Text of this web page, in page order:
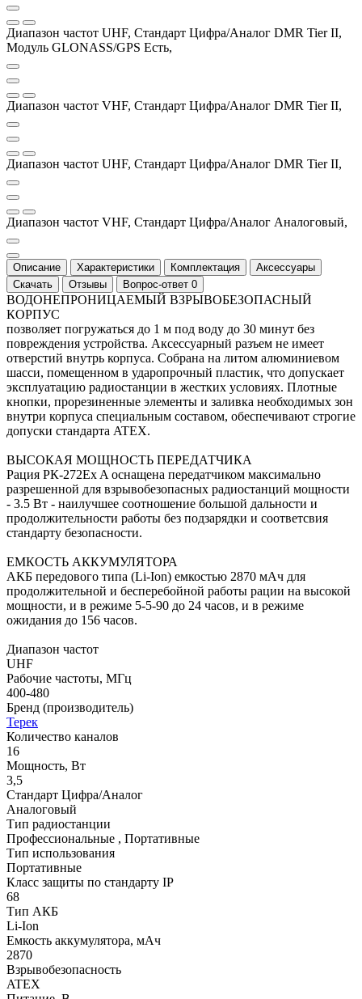
Диапазон частот UHF, Стандарт Цифра/Аналог DMR Tier II,
Модуль GLONASS/GPS Есть,
Диапазон частот VHF, Стандарт Цифра/Аналог DMR Tier II,
Диапазон частот UHF, Стандарт Цифра/Аналог DMR Tier II,
Диапазон частот VHF, Стандарт Цифра/Аналог Аналоговый,
Описание Характеристики Комплектация
Аксессуары
Скачать
Отзывы Вопрос-ответ 0
ВОДОНЕПРОНИЦАЕМЫЙ ВЗРЫВОБЕЗОПАСНЫЙ
КОРПУС
позволяет погружаться до 1 м под воду до 30 минут без
повреждения устройства. Аксессуарный разъем не имеет
отверстий внутрь корпуса. Собрана на литом алюминиевом
шасси, помещенном в ударопрочный пластик, что допускает
эксплуатацию радиостанции в жестких условиях. Плотные
кнопки, прорезиненные элементы и заливка необходимых зон
внутри корпуса специальным составом, обеспечивают строгие
допуски стандарта ATEX.
ВЫСОКАЯ МОЩНОСТЬ ПЕРЕДАТЧИКА
Рация РК-272Ex A оснащена передатчиком максимально
разрешенной для взрывобезопасных радиостанций мощности
- 3.5 Вт - наилучшее соотношение большой дальности и
продолжительности работы без подзарядки и соответсвия
стандарту безопасности.
ЕМКОСТЬ АККУМУЛЯТОРА
АКБ передового типа (Li-Ion) емкостью 2870 мАч для
продолжительной и бесперебойной работы рации на высокой
мощности, и в режиме 5-5-90 до 24 часов, и в режиме
ожидания до 156 часов.
Диапазон частот
UHF
Рабочие частоты, МГц
400-480
Бренд (производитель)
Терек
Количество каналов
16
Мощность, Вт
3,5
Стандарт Цифра/Аналог
Аналоговый
Тип радиостанции
Профессиональные , Портативные
Тип использования
Портативные
Класс защиты по стандарту IP
68
Тип АКБ
Li-Ion
Емкость аккумулятора, мАч
2870
Взрывобезопасность
ATEX